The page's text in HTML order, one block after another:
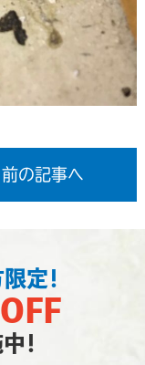
前の記事へ
定！
！